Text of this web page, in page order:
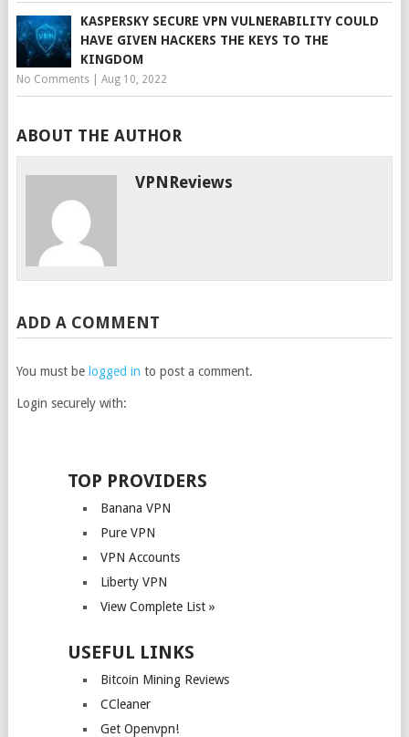
KASPERSKY SECURE VPN VULNERABILITY COULD
HAVE GIVEN HACKERS THE KEYS TO THE
KINGDOM
No Comments| Aug 10, 2022
ABOUT THE AUTHOR
VPNReviews
ADD A COMMENT
You must be logged in to post a comment.
Login securely with:
TOP PROVIDERS
Banana VPN
Pure VPN
VPN Accounts
Liberty VPN
View Complete List »
USEFUL LINKS
Bitcoin Mining Reviews
CCleaner
Get Openvpn!